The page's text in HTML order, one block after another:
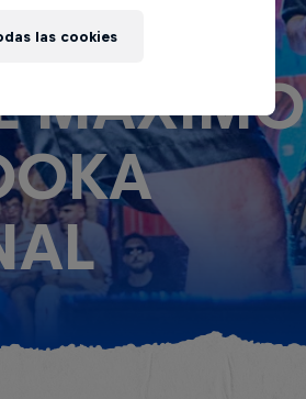
MÁXIMO
las cookies